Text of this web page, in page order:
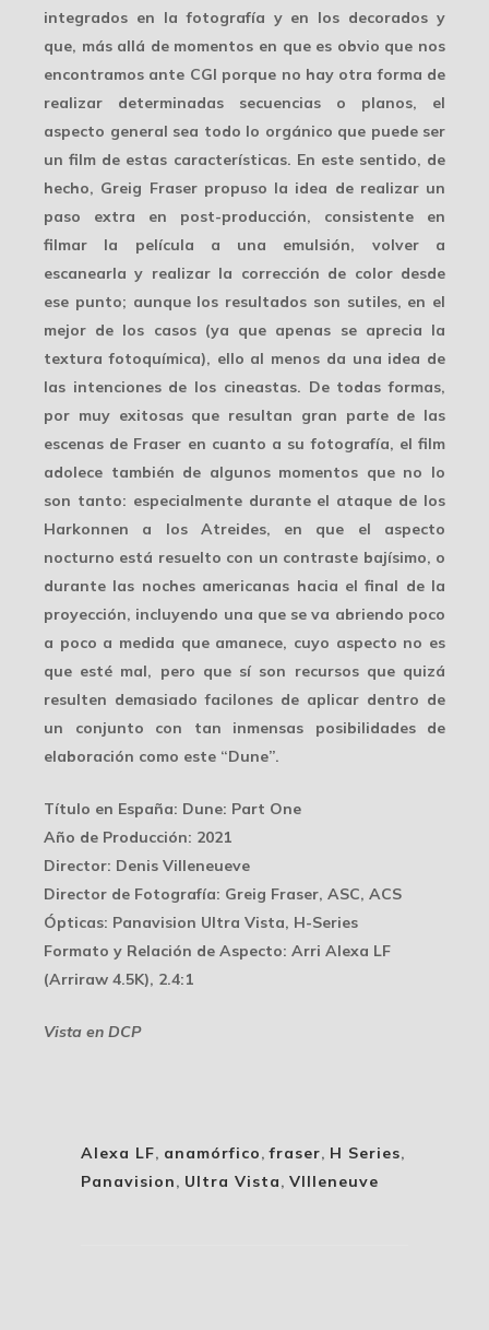
integrados en la fotografía y en los decorados y
que, más allá de momentos en que es obvio que nos
encontramos ante CGI porque no hay otra forma de
realizar determinadas secuencias o planos, el
aspecto general sea todo lo orgánico que puede ser
un film de estas características. En este sentido, de
hecho, Greig Fraser propuso la idea de realizar un
paso extra en post-producción, consistente en
filmar la película a una emulsión, volver a
escanearla y realizar la corrección de colordesde
ese punto; aunque los resultados son sutiles, en el
mejor de los casos (ya que apenas se aprecia la
textura fotoquímica), ello al menos da una idea de
las intenciones de los cineastas. De todas formas,
por muy exitosas que resultan gran parte de las
escenas de Fraser en cuanto a su fotografía, el film
adolece también de algunos momentos que no lo
son tanto: especialmente durante el ataque de los
Harkonnen a los Atreides, en que el aspecto
nocturno está resuelto con un contraste bajísimo, o
durante las noches americanas hacia el final de la
proyección, incluyendo una que se va abriendo poco
a poco a medida que amanece, cuyo aspecto no es
que esté mal, pero que sí son recursos que quizá
resulten demasiado facilones de aplicar dentro de
un conjunto con tan inmensas posibilidades de
elaboración como este “Dune”.
Título en España: Dune: Part One
Año de Producción: 2021
Director: Denis Villeneueve
Director de Fotografía: Greig Fraser, ASC, ACS
Ópticas: Panavision Ultra Vista, H-Series
Formato y Relación de Aspecto: Arri Alexa LF
(Arriraw 4.5K), 2.4:1
Vista en DCP
Alexa LF, anamórfico,fraser, H Series,
Panavision, Ultra Vista, VIlleneuve